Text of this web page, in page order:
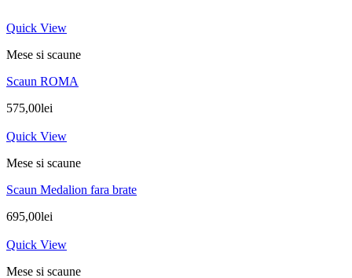
Quick View
Mese si scaune
Scaun ROMA
575,00lei
Quick View
Mese si scaune
Scaun Medalion fara brate
695,00lei
Quick View
Mese si scaune